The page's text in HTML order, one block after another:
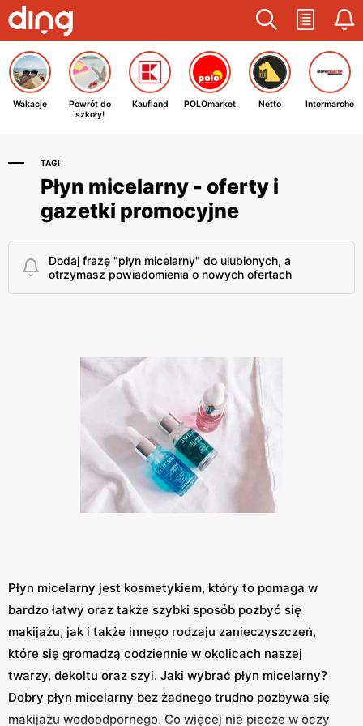
Wakacje
Powrót do
szkoły!
Kaufland POLOmarket Netto Intermarche
TAGI
Płyn micelarny - oferty i
gazetki promocyjne
Dodaj frazę "płyn micelarny" do ulubionych, a
otrzymasz powiadomienia o nowych ofertach
Płyn micelarny jest kosmetykiem, który to pomaga w
bardzo łatwy oraz także szybki sposób pozbyć się
makijażu, jak i także innego rodzaju zanieczyszczeń,
które się gromadzą codziennie w okolicach naszej
twarzy, dekoltu oraz szyi. Jaki wybrać płyn micelarny?
Dobry płyn micelarny bez żadnego trudno pozbywa się
makijażu wodoodpornego. Co więcej nie piecze w oczy